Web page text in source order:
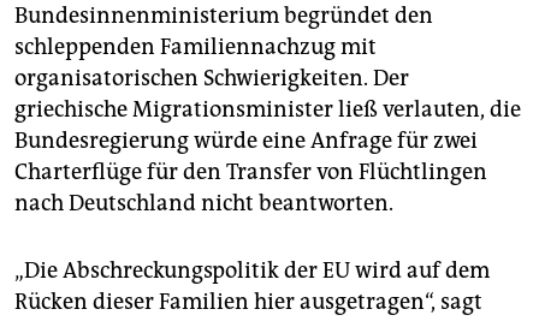
Bundesinnenministerium begründet den
schleppenden Familiennachzug mit
organisatorischen Schwierigkeiten. Der
griechische Migrationsminister ließ verlauten, die
Bundesregierung würde eine Anfrage für zwei
Charterflüge für den Transfer von Flüchtlingen
nach Deutschland nicht beantworten.
„Die Abschreckungspolitik der EU wird auf dem
Rücken dieser Familien hier ausgetragen“, sagt